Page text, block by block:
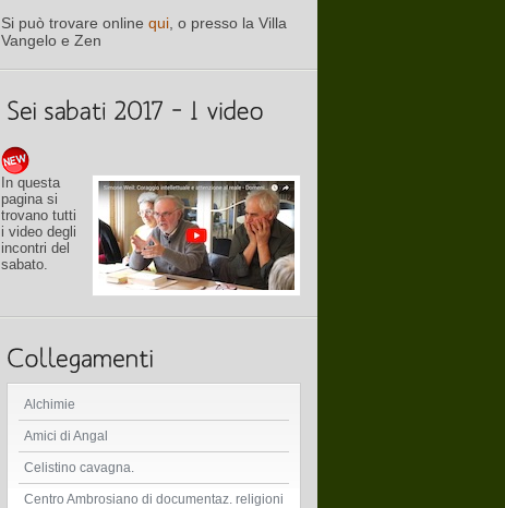
Si può trovare online qui , o presso la Villa
Vangelo e Zen
In questa
pagina si
trovano tutti
i video degli
incontri del
sabato.
Alchimie
Amici di Angal
Celistino cavagna.
Centro Ambrosiano di documentaz. religioni